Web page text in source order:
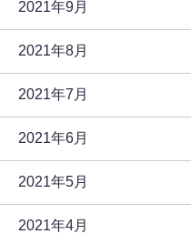
2021年9月
2021年8月
2021年7月
2021年6月
2021年5月
2021年4月